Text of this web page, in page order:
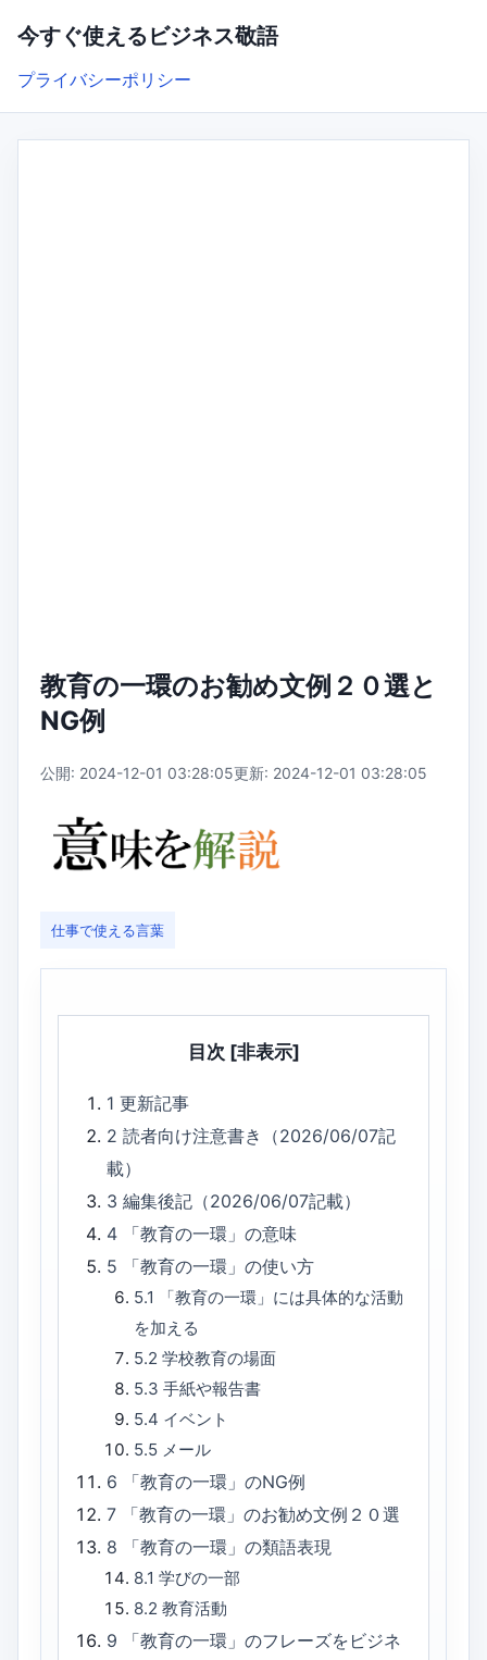
今すぐ使えるビジネス敬語
プライバシーポリシー
教育の一環のお勧め文例２０選と
NG例
公開: 2024-12-01 03:28:05更新: 2024-12-01 03:28:05
仕事で使える言葉
目次 [非表示]
1更新記事
2読者向け注意書き（2026/06/07記
載）
3編集後記（2026/06/07記載）
4
「教育の一環」の意味
5
「教育の一環」の使い方
5.1
「教育の一環」には具体的な活動
を加える
5.2 学校教育の場面
5.3 手紙や報告書
5.4 イベント
5.5 メール
6
「教育の一環」のNG例
7
「教育の一環」のお勧め文例２０選
8
「教育の一環」の類語表現
8.1 学びの一部
8.2 教育活動
9
「教育の一環」のフレーズをビジネ